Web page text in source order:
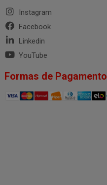
Instagram
Facebook
Linkedin
YouTube
Formas de Pagamento